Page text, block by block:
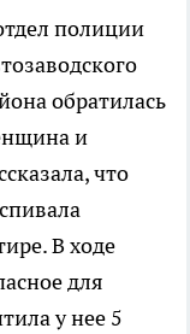
полиции
обратилась
и
что
В ходе
для
у нее 5